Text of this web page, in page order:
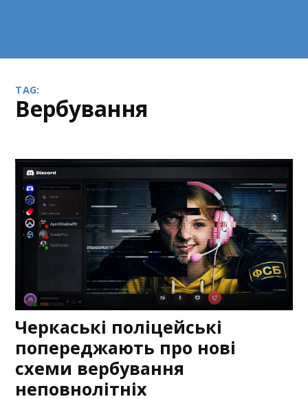
TAG:
вербування
Черкаські поліцейські
попереджають про нові
схеми вербування
неповнолітніх